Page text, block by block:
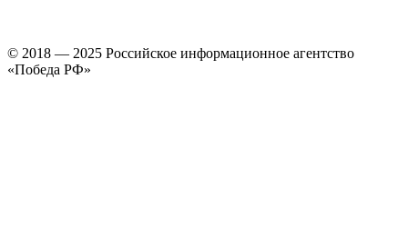
© 2018 — 2025 Российское информационное агентство
«Победа РФ»